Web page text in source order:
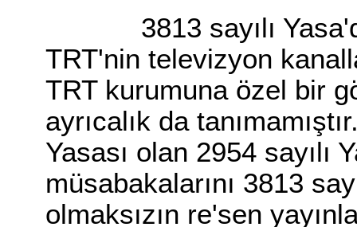
3813 sayılı
TRT'nin televizyon
TRT kurumuna özel bir
ayrıcalık da
Yasası olan 2954 sayılı
müsabakalarını 3813
olmaksızın re'sen